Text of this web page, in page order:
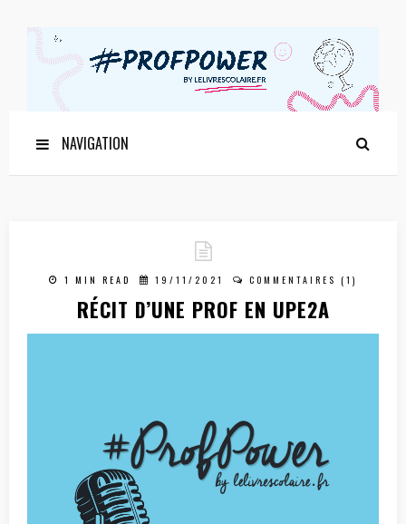
NAVIGATION
1 MIN READ 19/11/2021 COMMENTAIRES (1)
RÉCIT D’UNE PROF EN UPE2A